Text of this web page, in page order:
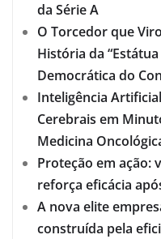
da Série A
O Torcedor que
História da
Democrática do
Inteligência
Cerebrais em
Medicina
Proteção em ação:
reforça eficácia
A nova elite
construída pela